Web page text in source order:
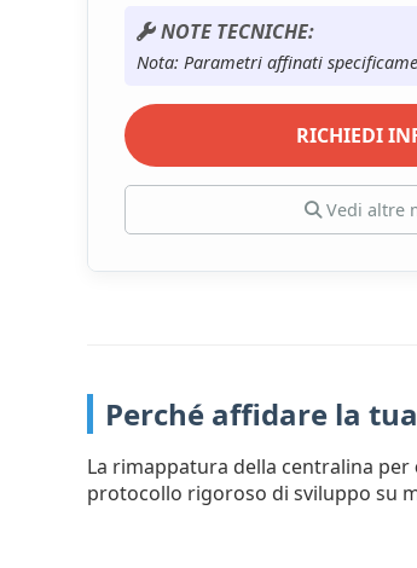
NOTE TECNICHE:
Nota: Parametri affinati
RICHIEDI
Vedi altre
Perché affidare la
La rimappatura della centralina per
protocollo rigoroso di sviluppo su